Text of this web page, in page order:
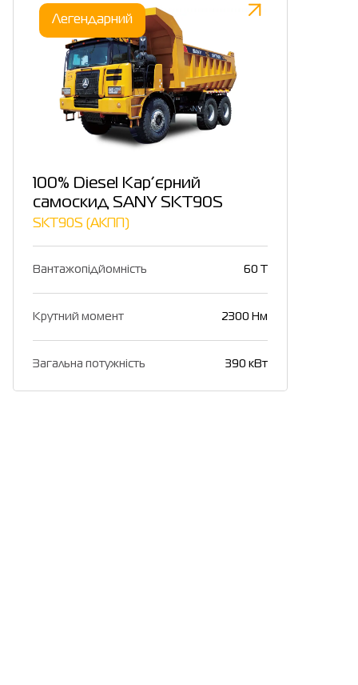
Легендарний
100% Diesel Кар’єрний
самоскид SANY SKT90S
SKT90S (АКПП)
Вантажопідйомність 60 T
Крутний момент 2300 Нм
Загальна потужність 390 кВт